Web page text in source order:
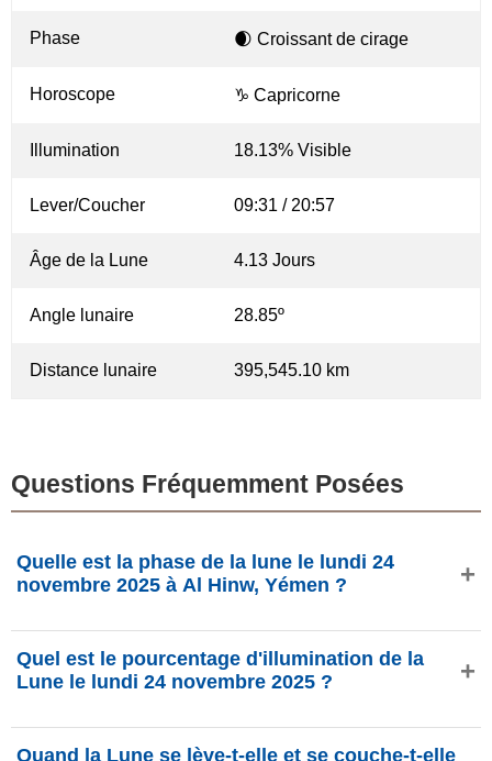
Phase 🌒 Croissant de cirage
Horoscope ♑ Capricorne
Illumination 18.13% Visible
Lever/Coucher 09:31 / 20:57
Âge de la Lune 4.13 Jours
Angle lunaire 28.85º
Distance lunaire 395,545.10 km
Questions Fréquemment Posées
Quelle est la phase de la lune le lundi 24
novembre 2025 à Al Hinw, Yémen ?
dans la phase Croissant de cirage avec 18.13%
d'illumination, elle a 4.13 jours et se situe dans la
phasesmoon.com.
Quel est le pourcentage d'illumination de la
Lune le lundi 24 novembre 2025 ?
Quand la Lune se lève-t-elle et se couche-t-elle